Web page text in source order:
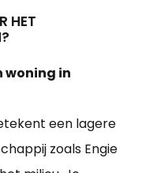
HET
woning in
een lagere
zoals Engie